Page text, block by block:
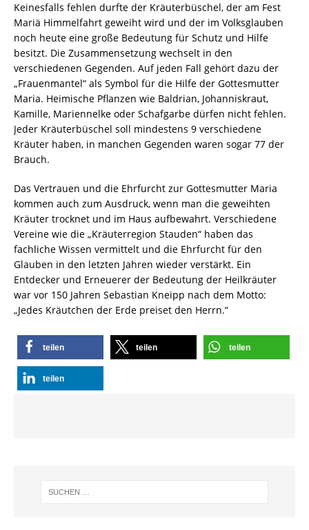
Keinesfalls fehlen durfte der Kräuterbüschel, der am Fest
Mariä Himmelfahrt geweiht wird und der im Volksglauben
noch heute eine große Bedeutung für Schutz und Hilfe
besitzt. Die Zusammensetzung wechselt in den
verschiedenen Gegenden. Auf jeden Fall gehört dazu der
„Frauenmantel“ als Symbol für die Hilfe der Gottesmutter
Maria. Heimische Pflanzen wie Baldrian, Johanniskraut,
Kamille, Mariennelke oder Schafgarbe dürfen nicht fehlen.
Jeder Kräuterbüschel soll mindestens 9 verschiedene
Kräuter haben, in manchen Gegenden waren sogar 77 der
Brauch.
Das Vertrauen und die Ehrfurcht zur Gottesmutter Maria
kommen auch zum Ausdruck, wenn man die geweihten
Kräuter trocknet und im Haus aufbewahrt. Verschiedene
Vereine wie die „Kräuterregion Stauden“ haben das
fachliche Wissen vermittelt und die Ehrfurcht für den
Glauben in den letzten Jahren wieder verstärkt. Ein
Entdecker und Erneuerer der Bedeutung der Heilkräuter
war vor 150 Jahren Sebastian Kneipp nach dem Motto:
„Jedes Kräutchen der Erde preiset den Herrn.“
teilen teilen teilen
teilen